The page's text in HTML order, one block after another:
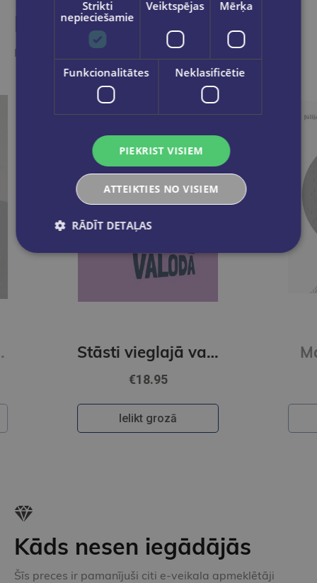
Līdzīgas preces
Ieskaties, varbūt noder
Manas sievietes
€18.95
Ielikt grozā
Kāds nesen iegādājās
Šīs preces ir pamanījuši citi e-veikala apmeklētāji
Strikti
nepieciešamie
Veiktspējas Mērķa
Funkcionalitātes Neklasificētie
PIEKRIST VISIEM
ATTEIKTIES NO VISIEM
RĀDĪT DETAĻAS